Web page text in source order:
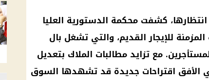
كشفت محكمة الدستورية العليا
للإيجار القديم، والتي تشغل بال
مع تزايد مطالبات الملاك بتعديل
في الأفق اقتراحات جديدة قد تشهدها السوق